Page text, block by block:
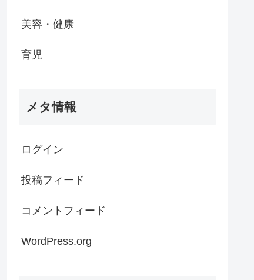
美容・健康
育児
メタ情報
ログイン
投稿フィード
コメントフィード
WordPress.org